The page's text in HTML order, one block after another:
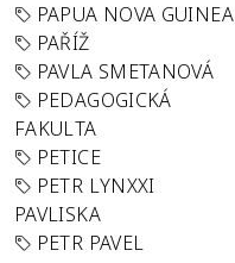
PAPUA NOVA GUINEA
PAŘÍŽ
PAVLA SMETANOVÁ
PEDAGOGICKÁ
FAKULTA
PETICE
PETR LYNXXI
PAVLISKA
PETR PAVEL